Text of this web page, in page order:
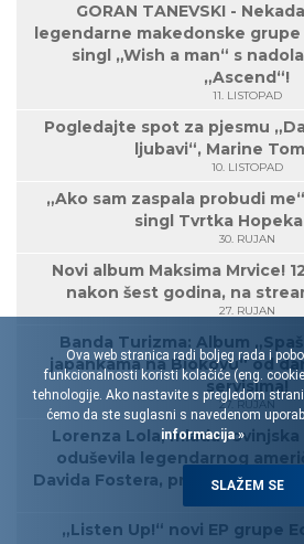
GORAN TANEVSKI -
legendarne makedonske grupe
singl „Wish a man“ s
„Ascend“!
11. LISTOPAD
Pogledajte spot za pjesmu
ljubavi“, Marine
10. LISTOPAD
„Ako sam zaspala probudi
singl Tvrtka Hopeka
30. RUJAN
Novi album Maksima Mrvice!
nakon šest godina, na
27. RUJAN
Banda Turizma: Album
japankama na Biokovu“ od
servisima!
27. RUJAN
Lorenza Lola, mlada rovinjska
oduševila legendarnog
Davida Fostera, predstavlja singl
„Listen Up!“ novi EP grupe
Ova web stranica radi boljeg rada i
funkcionalnosti koristi kolačiće (eng.
tehnologije. Ako nastavite s pregledom
ćemo da ste suglasni s navedenom
informacija »
SLAŽEM SE